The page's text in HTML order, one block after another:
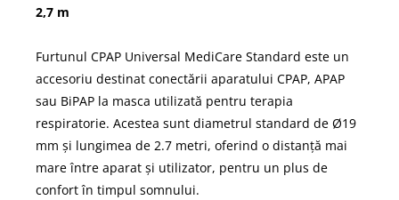
2,7 m
Furtunul CPAP Universal MediCare Standard este un
accesoriu destinat conectării aparatului CPAP, APAP
sau BiPAP la masca utilizată pentru terapia
respiratorie. Acestea sunt diametrul standard de Ø19
mm și lungimea de 2.7 metri, oferind o distanță mai
mare între aparat și utilizator, pentru un plus de
confort în timpul somnului.